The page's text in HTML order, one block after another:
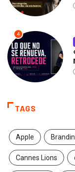
4
TAGS
Apple
Cannes Lions